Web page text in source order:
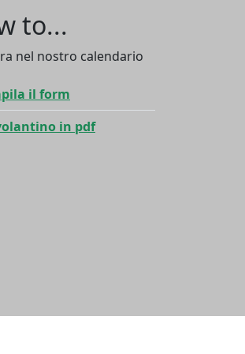
to...
nel nostro calendario
il form
in pdf